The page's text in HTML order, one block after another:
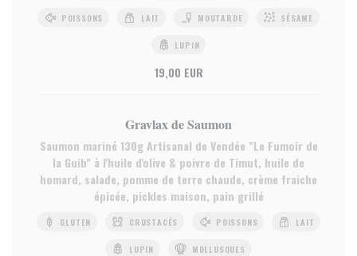
POISSONS LAIT MOUTARDE SÉSAME
LUPIN
19,00 EUR
Gravlax de Saumon
Saumon mariné 130g Artisanal de Vendée "Le Fumoir de
la Guib" à l'huile d'olive & poivre de Timut, huile de
homard, salade, pomme de terre chaude, crème fraiche
épicée, pickles maison, pain grillé
GLUTEN CRUSTACÉS POISSONS LAIT
LUPIN MOLLUSQUES